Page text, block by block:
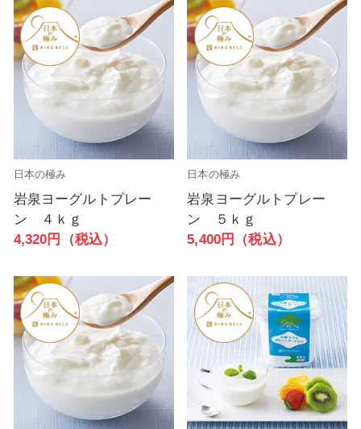
日本の極み
岩泉ヨーグルトプレー
ン ４ｋｇ
4,320円（税込）
日本の極み
岩泉ヨーグルトプレー
ン ５ｋｇ
5,400円（税込）